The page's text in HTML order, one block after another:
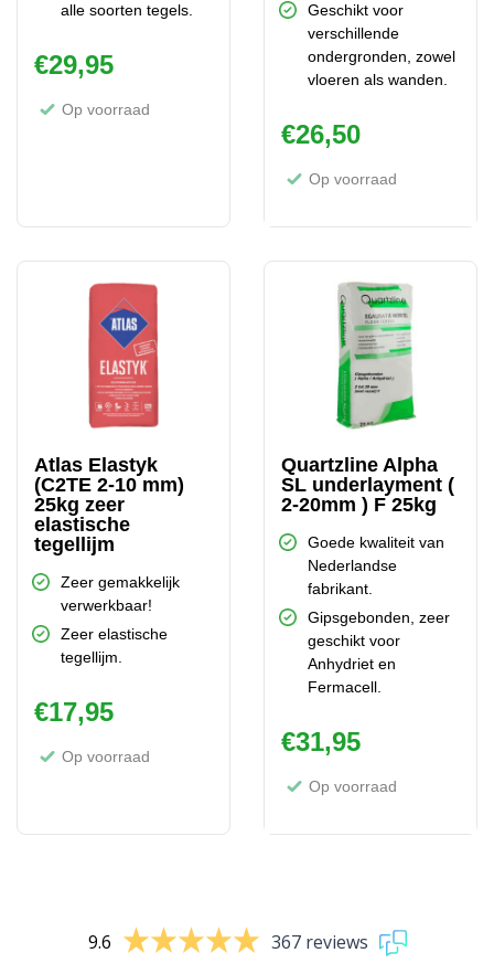
alle soorten tegels.
€29,95
Op voorraad
Geschikt voor
verschillende
ondergronden, zowel
vloeren als wanden.
€26,50
Op voorraad
Atlas Elastyk
(C2TE 2-10 mm)
25kg zeer
elastische
tegellijm
Zeer gemakkelijk
verwerkbaar!
Zeer elastische
tegellijm.
€17,95
Op voorraad
Quartzline Alpha
SL underlayment (
2-20mm ) F 25kg
Goede kwaliteit van
Nederlandse
fabrikant.
Gipsgebonden, zeer
geschikt voor
Anhydriet en
Fermacell.
€31,95
Op voorraad
9.6 367 reviews